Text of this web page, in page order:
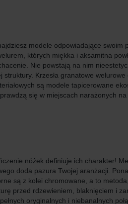
modele odpowiadające swoim
których miękka i aksamitna
Nie powstają na nim
Krzesła granatowe
są modele tapicerowane
się w miejscach narażonych
nóżek definiuje ich charakter!
doda pazura Twojej aranżacji.
są z kolei chromowane, a to
przed rdzewieniem, blaknięciem i
oryginalnych i niebanalnych